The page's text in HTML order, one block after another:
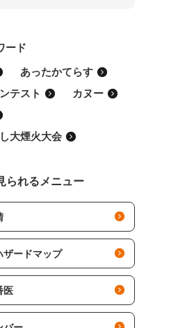
ード
あったかてらす
テスト
カヌー
大煙火大会
られるメニュー
ザードマップ
医